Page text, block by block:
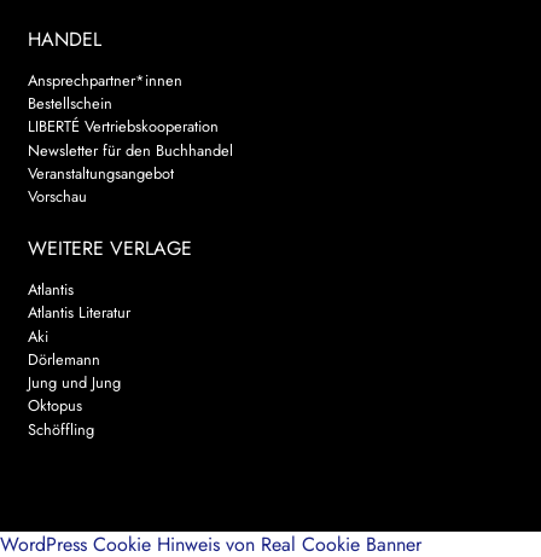
HANDEL
Ansprechpartner*innen
Bestellschein
LIBERTÉ Vertriebskooperation
Newsletter für den Buchhandel
Veranstaltungsangebot
Vorschau
WEITERE VERLAGE
Atlantis
Atlantis Literatur
Aki
Dörlemann
Jung und Jung
Oktopus
Schöffling
WordPress Cookie Hinweis von Real Cookie Banner